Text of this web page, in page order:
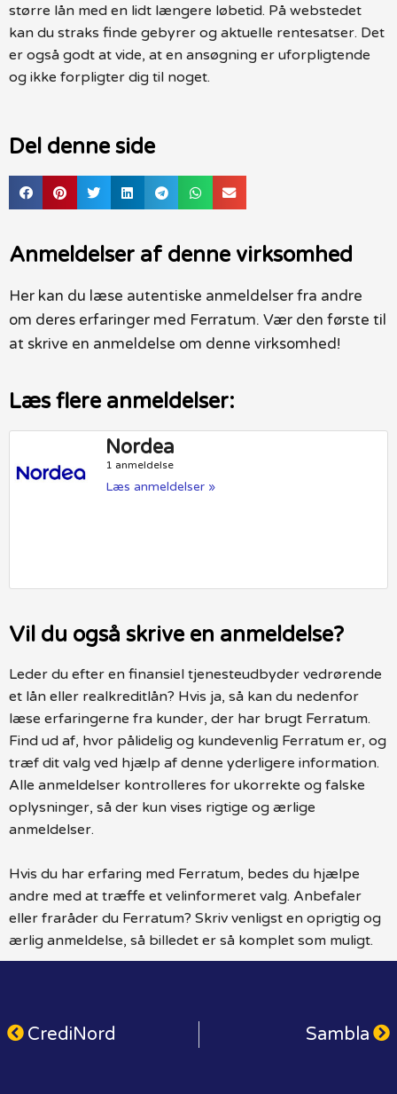
større lån med en lidt længere løbetid. På webstedet
kan du straks finde gebyrer og aktuelle rentesatser. Det
er også godt at vide, at en ansøgning er uforpligtende
og ikke forpligter dig til noget.
Del denne side
Anmeldelser af denne virksomhed
Her kan du læse autentiske anmeldelser fra andre
om deres erfaringer med Ferratum. Vær den første til
at skrive en anmeldelse om denne virksomhed!
Læs flere anmeldelser:
Nordea
1 anmeldelse
Læs anmeldelser »
Vil du også skrive en anmeldelse?
Leder du efter en finansiel tjenesteudbyder vedrørende
et lån eller realkreditlån? Hvis ja, så kan du nedenfor
læse erfaringerne fra kunder, der har brugt Ferratum.
Find ud af, hvor pålidelig og kundevenlig Ferratum er, og
træf dit valg ved hjælp af denne yderligere information.
Alle anmeldelser kontrolleres for ukorrekte og falske
oplysninger, så der kun vises rigtige og ærlige
anmeldelser.
Hvis du har erfaring med Ferratum, bedes du hjælpe
andre med at træffe et velinformeret valg. Anbefaler
eller fraråder du Ferratum? Skriv venligst en oprigtig og
ærlig anmeldelse, så billedet er så komplet som muligt.
CrediNord Sambla